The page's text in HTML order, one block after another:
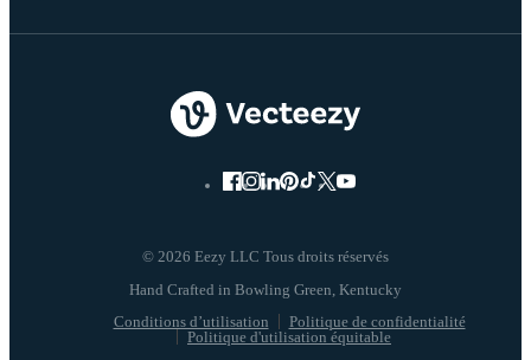
© 2026 Eezy LLC Tous droits réservés
Conditions d’utilisation
Politique de confidentialité
Politique d'utilisation équitable